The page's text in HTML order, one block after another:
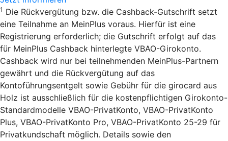
1 Die Rückvergütung bzw. die Cashback-Gutschrift setzt
eine Teilnahme an MeinPlus voraus. Hierfür ist eine
Registrierung erforderlich; die Gutschrift erfolgt auf das
für MeinPlus Cashback hinterlegte VBAO-Girokonto.
Cashback wird nur bei teilnehmenden MeinPlus-Partnern
gewährt und die Rückvergütung auf das
Kontoführungsentgelt sowie Gebühr für die girocard aus
Holz ist ausschließlich für die kostenpflichtigen Girokonto-
Standardmodelle VBAO-PrivatKonto, VBAO-PrivatKonto
Plus, VBAO-PrivatKonto Pro, VBAO-PrivatKonto 25-29 für
Privatkundschaft möglich. Details sowie den